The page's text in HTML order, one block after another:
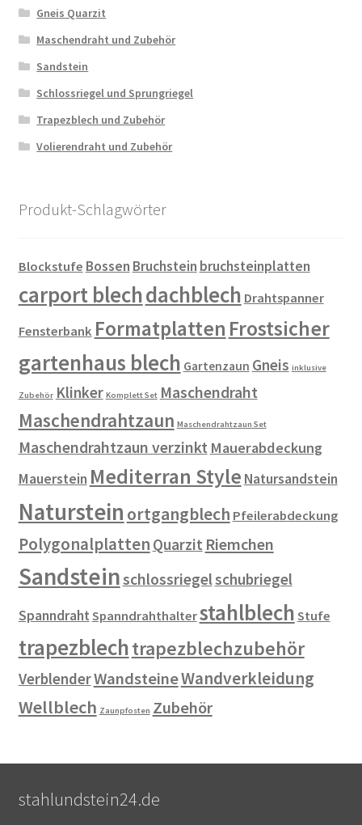
Gneis Quarzit
Maschendraht und Zubehör
Sandstein
Schlossriegel und Sprungriegel
Trapezblech und Zubehör
Volierendraht und Zubehör
Produkt-Schlagwörter
Blockstufe Bossen Bruchstein bruchsteinplatten
carport blechdachblech Drahtspanner
Fensterbank Formatplatten Frostsicher
gartenhaus blech Gartenzaun Gneis inklusive
Zubehör Klinker Komplett Set Maschendraht
Maschendrahtzaun Maschendrahtzaun Set
Maschendrahtzaun verzinkt Mauerabdeckung
Mauerstein Mediterran Style Natursandstein
Naturstein ortgangblech Pfeilerabdeckung
Polygonalplatten Quarzit Riemchen
Sandsteinschlossriegelschubriegel
SpanndrahtSpanndrahthalterstahlblechStufe
trapezblechtrapezblechzubehör
VerblenderWandsteineWandverkleidung
Wellblech Zaunpfosten Zubehör
stahlundstein24.de